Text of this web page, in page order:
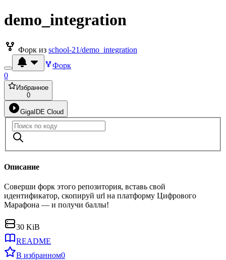
demo_integration
Форк из school-21/demo_integration
Форк
0
Избранное
0
GigaIDE Cloud
Описание
Соверши форк этого репозитория, вставь свой
идентификатор, скопируй url на платформу Цифрового
Марафона — и получи баллы!
30 KiB
README
В избранном0